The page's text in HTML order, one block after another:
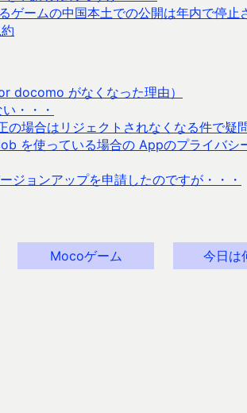
ームの中国本土での公開は年内で停止
docomo がなくなった理由）
・・・
場合はリジェクトされなくなる件で疑
を使っている場合の Appのプライバシ
ジョンアップを申請したのですが・・・
Mocoゲーム 今日は